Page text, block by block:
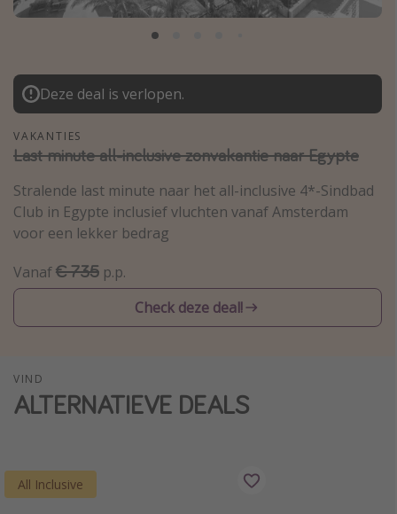
Thailand
Malta
Madeira
Egypte
Bali
Type vakantie
Weekendje weg
Vakantieparken
Single reizen
Rondreizen
Deze deal is verlopen.
VAKANTIES
Last minute all-inclusive zonvakantie naar Egypte
Stralende last minute naar het all-inclusive 4*-Sindbad
Club in Egypte inclusief vluchten vanaf Amsterdam
voor een lekker bedrag
Vanaf€ 735 p.p.
Check deze deal!
VIND
ALTERNATIEVE DEALS
All Inclusive